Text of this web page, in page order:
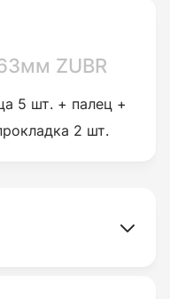
ZUBR
5 шт. + палец +
2 шт.